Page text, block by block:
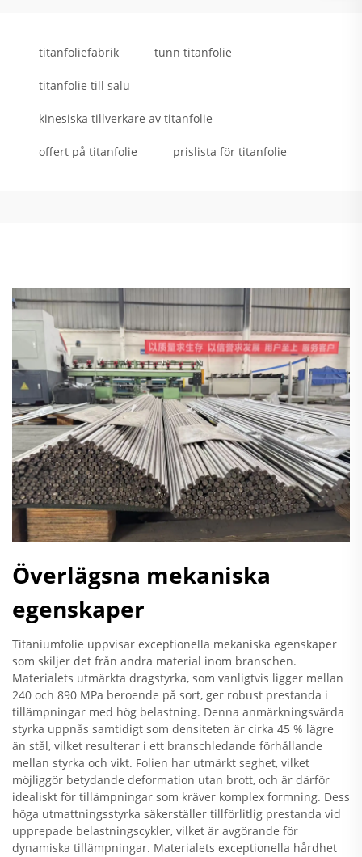
titanfoliefabrik tunn titanfolie
titanfolie till salu
kinesiska tillverkare av titanfolie
offert på titanfolie prislista för titanfolie
Överlägsna mekaniska
egenskaper
Titaniumfolie uppvisar exceptionella mekaniska egenskaper
som skiljer det från andra material inom branschen.
Materialets utmärkta dragstyrka, som vanligtvis ligger mellan
240 och 890 MPa beroende på sort, ger robust prestanda i
tillämpningar med hög belastning. Denna anmärkningsvärda
styrka uppnås samtidigt som densiteten är cirka 45 % lägre
än stål, vilket resulterar i ett branschledande förhållande
mellan styrka och vikt. Folien har utmärkt seghet, vilket
möjliggör betydande deformation utan brott, och är därför
idealiskt för tillämpningar som kräver komplex formning. Dess
höga utmattningsstyrka säkerställer tillförlitlig prestanda vid
upprepade belastningscykler, vilket är avgörande för
dynamiska tillämpningar. Materialets exceptionella hårdhet